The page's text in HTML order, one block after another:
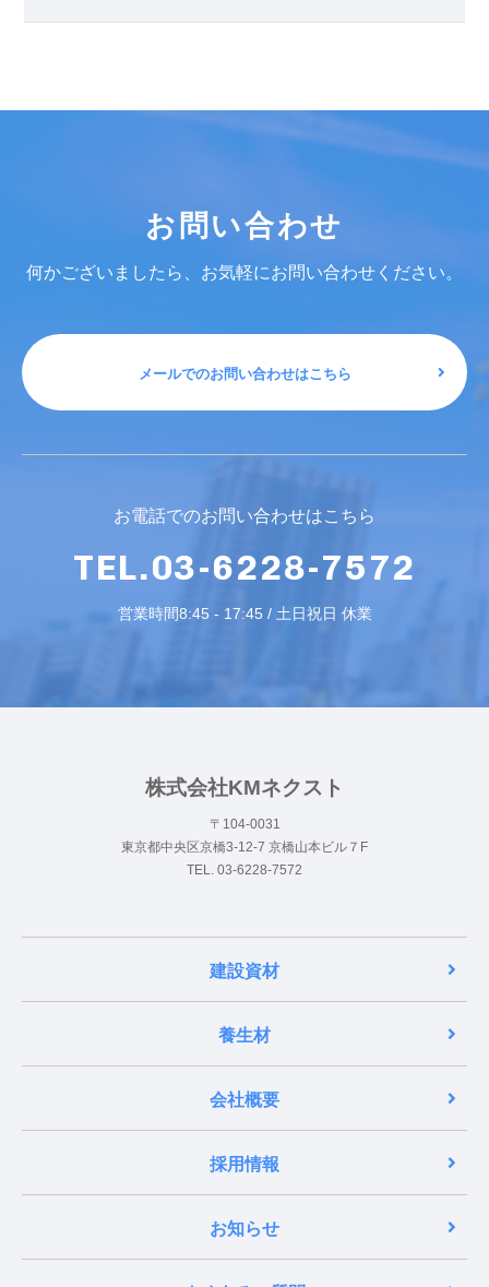
お問い合わせ
何かございましたら、お気軽にお問い合わせください。
メールでのお問い合わせはこちら
お電話でのお問い合わせはこちら
TEL.03-6228-7572
営業時間8:45 - 17:45 / 土日祝日 休業
株式会社KMネクスト
〒104-0031
東京都中央区京橋3-12-7 京橋山本ビル７F
TEL. 03-6228-7572
建設資材
養生材
会社概要
採用情報
お知らせ